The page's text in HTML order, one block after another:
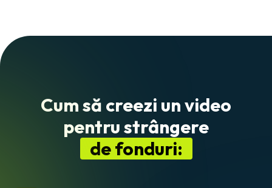
Cum să creezi un video
pentru strângere
de fonduri: